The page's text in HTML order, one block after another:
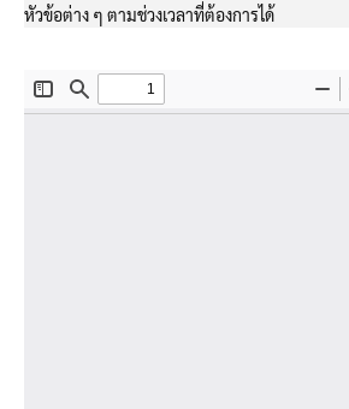
หัวข้อต่าง ๆ ตามช่วงเวลาที่ต้องการได้